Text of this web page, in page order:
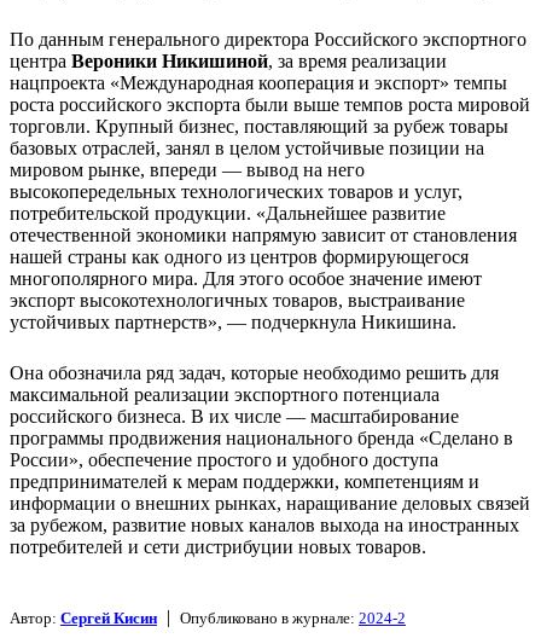
По данным генерального директора Российского экспортного
центра Вероники Никишиной, за время реализации
нацпроекта «Международная кооперация и экспорт» темпы
роста российского экспорта были выше темпов роста мировой
торговли. Крупный бизнес, поставляющий за рубеж товары
базовых отраслей, занял в целом устойчивые позиции на
мировом рынке, впереди — вывод на него
высокопередельных технологических товаров и услуг,
потребительской продукции. «Дальнейшее развитие
отечественной экономики напрямую зависит от становления
нашей страны как одного из центров формирующегося
многополярного мира. Для этого особое значение имеют
экспорт высокотехнологичных товаров, выстраивание
устойчивых партнерств», — подчеркнула Никишина.
Она обозначила ряд задач, которые необходимо решить для
максимальной реализации экспортного потенциала
российского бизнеса. В их числе — масштабирование
программы продвижения национального бренда «Сделано в
России», обеспечение простого и удобного доступа
предпринимателей к мерам поддержки, компетенциям и
информации о внешних рынках, наращивание деловых связей
за рубежом, развитие новых каналов выхода на иностранных
потребителей и сети дистрибуции новых товаров.
Автор: Сергей Кисин | Опубликовано в журнале: 2024-2